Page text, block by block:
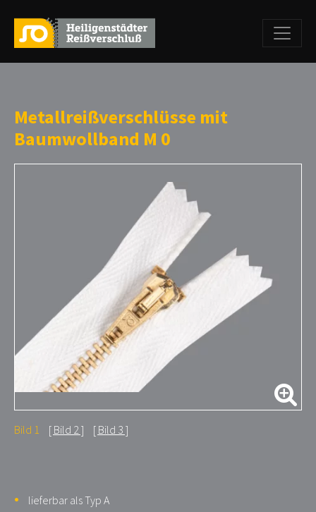
Metallreißverschlüsse mit
Baumwollband M 0
Bild 1 Bild 2 Bild 3
lieferbar als Typ A